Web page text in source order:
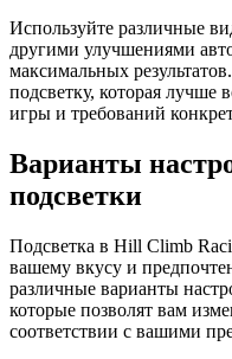
Используйте различные
другими улучшениями
максимальных
подсветку, которая лучше
игры и требований
Варианты
подсветки
Подсветка в Hill Climb
вашему вкусу и
различные варианты
которые позволят вам
соответствии с вашими